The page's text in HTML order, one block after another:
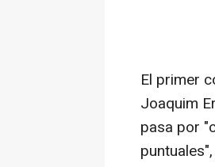
El primer
Joaquim
pasa por